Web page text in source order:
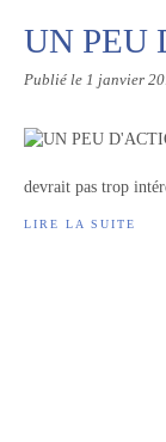
UN PEU
Publié le 1 janvier
devrait pas trop
LIRE LA SUITE